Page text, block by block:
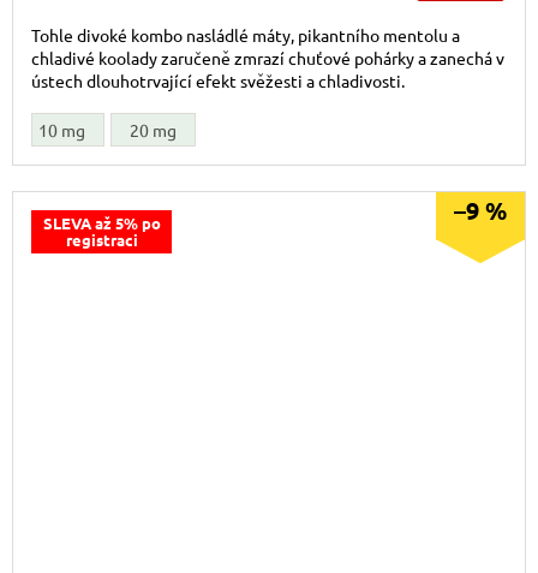
Tohle divoké kombo nasládlé máty, pikantního mentolu a
chladivé koolady zaručeně zmrazí chuťové pohárky a zanechá v
ústech dlouhotrvající efekt svěžesti a chladivosti.
10 mg 20 mg
SLEVA až 5% po
registraci
–9 %